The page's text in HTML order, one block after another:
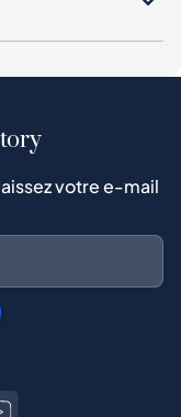
votre e-mail